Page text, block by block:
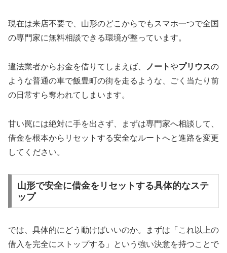
現在は来店不要で、山形のどこからでもスマホ一つで全国
の専門家に無料相談できる環境が整っています。
違法業者からお金を借りてしまえば、 ノートやプリウスの
ような普通の車で飯豊町の街を走るような、ごく当たり前
の日常すら奪われてしまいます。
甘い罠には絶対に手を出さず、まずは専門家へ相談して、
借金を根本からリセットする安全なルートへと進路を変更
してください。
山形で安全に借金をリセットする具体的なステ
ップ
では、具体的にどう動けばいいのか。まずは「これ以上の
借入を完全にストップする」という強い決意を持つことで